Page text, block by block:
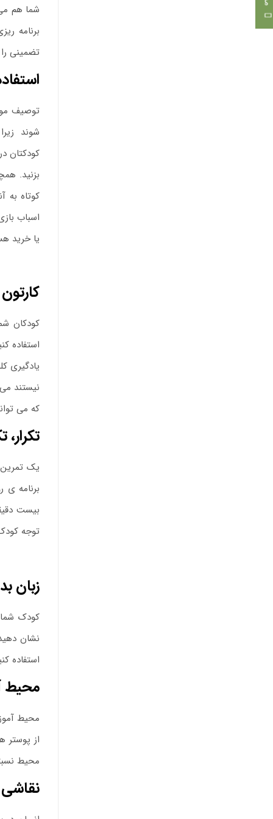
شما هم می
برنامه
تضمینی
توصیف
شوند
کودکتان
بزنید.
کوتاه به
اسباب
یا خرید
کودکان
استفاده
یادگیری
نیستند
که می
تکرار،
یک تمرین
برنامه ی
بیست
توجه
زبان
کودک شما
نشان
استفاده
محیط
محیط
از پوستر
محیط